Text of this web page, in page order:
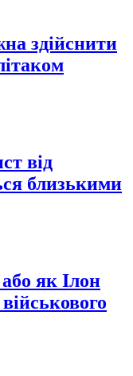
здійснити
від
близькими
як Ілон